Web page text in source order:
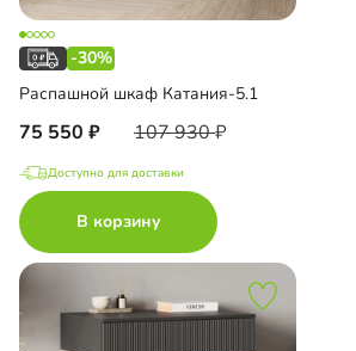
-30%
Распашной шкаф Катания-5.1
75 550 107 930
Доступно для доставки
В корзину